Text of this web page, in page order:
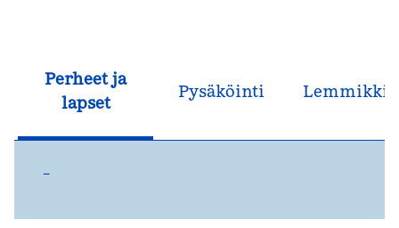
Perheet ja
lapset
Pysäköinti
–